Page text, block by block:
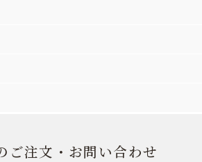
ご注文・お問い合わせ